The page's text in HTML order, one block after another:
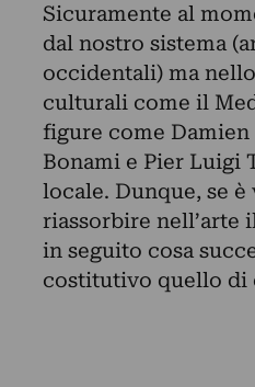
Sicuramente al
dal nostro sistema
occidentali) ma
culturali come il
figure come
Bonami e Pier Luigi
locale. Dunque, se
riassorbire
in seguito cosa
costitutivo quello di